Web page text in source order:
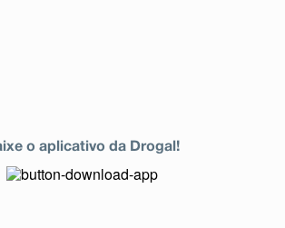
o aplicativo da Drogal!